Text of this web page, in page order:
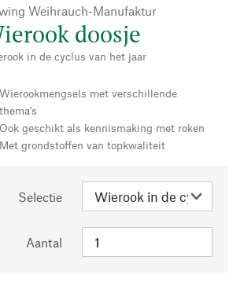
Weihrauch-Manufaktur
doosje
in de cyclus van het jaar
Wierookmengsels met verschillende
thema's
Ook geschikt als kennismaking met roken
Met grondstoffen van topkwaliteit
Selectie
Aantal